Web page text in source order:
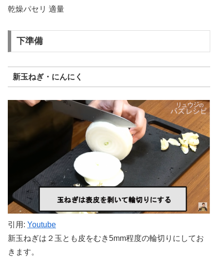
乾燥パセリ 適量
下準備
新玉ねぎ・にんにく
引用: Youtube
新玉ねぎは２玉とも皮をむき5mm程度の輪切りにしてお
きます。